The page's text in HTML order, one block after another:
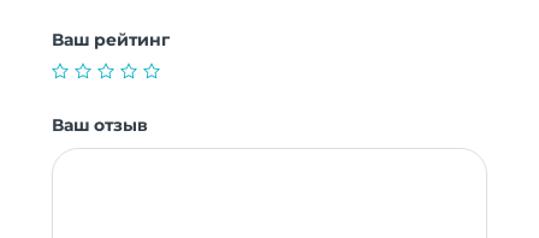
Ваш рейтинг
Ваш отзыв